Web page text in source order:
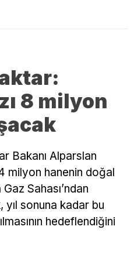
8 milyon
Bakanı Alparslan
milyon hanenin doğal
Sahası’ndan
yıl sonuna kadar bu
hedeflendiğini